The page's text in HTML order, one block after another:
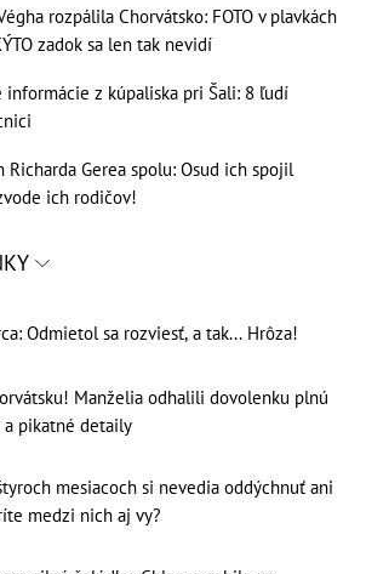
rozpálila Chorvátsko: FOTO v plavkách
zadok sa len tak nevidí
informácie z kúpaliska pri Šali: 8 ľudí
Richarda Gerea spolu: Osud ich spojil
ich rodičov!
Odmietol sa rozviesť, a tak... Hrôza!
Manželia odhalili dovolenku plnú
a pikatné detaily
mesiacoch si nevedia oddýchnuť ani
medzi nich aj vy?